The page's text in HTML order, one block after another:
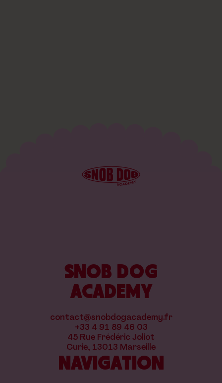
SNOB DOG
ACADEMY
contact@snobdogacademy.fr
+33 4 91 89 46 03
45 Rue Frédéric Joliot
Curie, 13013 Marseille
NAVIGATION